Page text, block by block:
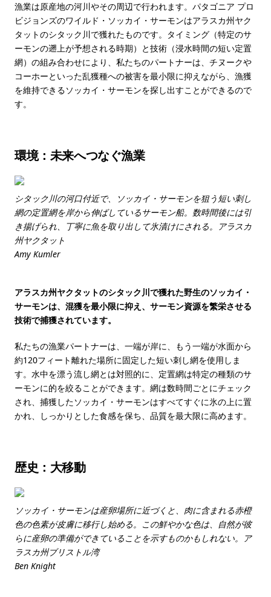
漁業は原産地の河川やその周辺で行われます。パタゴニア プロ
ビジョンズのワイルド・ソッカイ・サーモンはアラスカ州ヤク
タットのシタック川で獲れたものです。タイミング（特定のサ
ーモンの遡上が予想される時期）と技術（浸水時間の短い定置
網）の組み合わせにより、私たちのパートナーは、チヌークや
コーホーといった乱獲種への被害を最小限に抑えながら、漁獲
を維持できるソッカイ・サーモンを探し出すことができるので
す。
環境：未来へつなぐ漁業
シタック川の河口付近で、ソッカイ・サーモンを狙う短い刺し
網の定置網を岸から伸ばしているサーモン船。数時間後には引
き揚げられ、丁寧に魚を取り出して氷漬けにされる。アラスカ
州ヤクタット
Amy Kumler
アラスカ州ヤクタットのシタック川で獲れた野生のソッカイ・
サーモンは、混獲を最小限に抑え、サーモン資源を繁栄させる
技術で捕獲されています。
私たちの漁業パートナーは、一端が岸に、もう一端が水面から
約120フィート離れた場所に固定した短い刺し網を使用しま
す。水中を漂う流し網とは対照的に、定置網は特定の種類のサ
ーモンに的を絞ることができます。網は数時間ごとにチェック
され、捕獲したソッカイ・サーモンはすべてすぐに氷の上に置
かれ、しっかりとした食感を保ち、品質を最大限に高めます。
歴史：大移動
ソッカイ・サーモンは産卵場所に近づくと、肉に含まれる赤橙
色の色素が皮膚に移行し始める。この鮮やかな色は、自然が彼
らに産卵の準備ができていることを示すものかもしれない。ア
ラスカ州ブリストル湾
Ben Knight